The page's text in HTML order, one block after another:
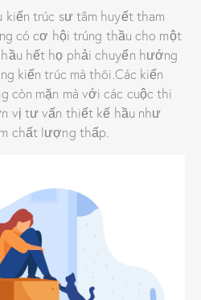
kiến trúc sư tâm huyết tham
có cơ hội trúng thầu cho một
hết họ phải chuyển hướng
kiến trúc mà thôi.Các kiến
còn mặn mà với các cuộc thi
vị tư vấn thiết kế hầu như
chất lượng thấp.